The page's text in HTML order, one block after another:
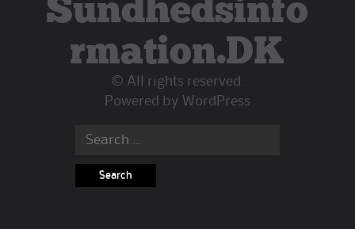
Sundhedsinfo
rmation.DK
© All rights reserved.
Powered by WordPress
Search